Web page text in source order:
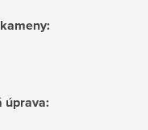
:
úprava: